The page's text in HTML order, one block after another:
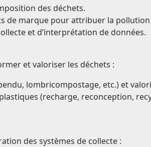
des déchets.
de marque pour attribuer la
et d’interprétation de données.
et valoriser les déchets :
lombricompostage, etc.) et
(recharge, reconception,
des systèmes de collecte :